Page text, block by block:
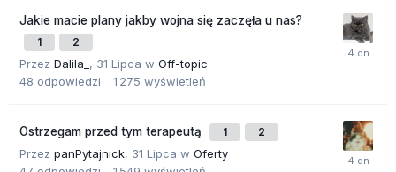
Jakie macie plany jakby wojna się zaczęła u nas?
1 2
Przez Dalila_ , 31 Lipca w Off-topic
48 odpowiedzi 1 275 wyświetleń
Ostrzegam przed tym terapeutą 1 2
Przez panPytajnick, 31 Lipca w Oferty